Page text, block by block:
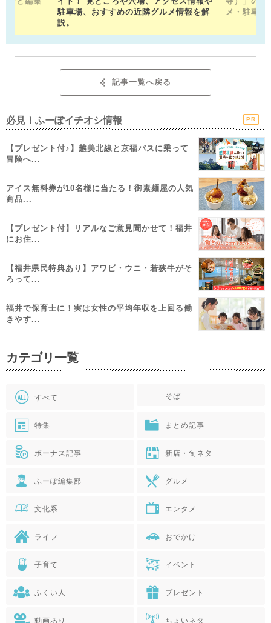
駐車場、おすすめの近隣グルメ情報を解
説。
メ・駐車
記事一覧へ戻る
必見！ふーぽイチオシ情報 PR
【プレゼント付♪】越美北線と京福バスに乗って
冒険へ...
アイス無料券が10名様に当たる！御素麺屋の人気
商品...
【プレゼント付】リアルなご意見聞かせて！福井
にお住...
【福井県民特典あり】アワビ・ウニ・若狭牛がそ
ろって...
福井で保育士に！実は女性の平均年収を上回る働
きやす...
カテゴリ一覧
すべて そば
特集 まとめ記事
ボーナス記事 新店・旬ネタ
ふーぽ編集部 グルメ
文化系 エンタメ
ライフ おでかけ
子育て イベント
ふくい人 プレゼント
動画あり ちょいネタ